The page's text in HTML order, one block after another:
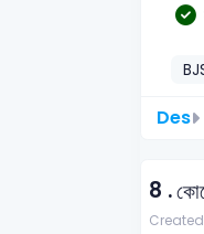
Des
8 .